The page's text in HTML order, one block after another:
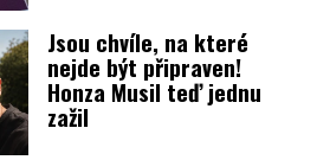
Jsou chvíle, na které
nejde být připraven!
Honza Musil teď jednu
zažil